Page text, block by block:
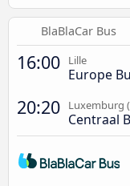
BlaBlaCar Bus
16:00 Lille
Europe
20:20 Luxemburg
Centraal